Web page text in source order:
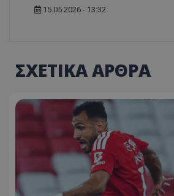
15.05.2026 - 13:32
ΣΧΕΤΙΚΑ ΑΡΘΡΑ